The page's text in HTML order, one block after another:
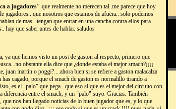
a jugadores" que realmente no merecen tal..me parece que hoy
jugadores.. que nosotros que estamos de afuera.. solo podemos
de mas.. tengan que entrar en una cancha contra ellos para
hay que saber antes de hablar. saludos
, ya que hemos visto un post de gaston al respecto, primero que
obstante ella dice que ¿donde estaba el mejor smach?¡¡¡¡
juan martin o poggi?....ahora bien si se refiere a gaston malacalza
cagado, porque el smach de gaston es normalillo tirando a
es el "palo" que pega...que eso si que es el mejor del circuito con
diferencia entre el smach, y un "palo" suyo. Gracias. También
nos han llegado noticias de lo buen jugador que es, y lo que